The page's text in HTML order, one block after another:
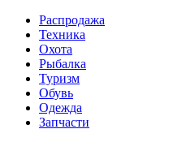
Распродажа
Техника
Охота
Рыбалка
Туризм
Обувь
Одежда
Запчасти